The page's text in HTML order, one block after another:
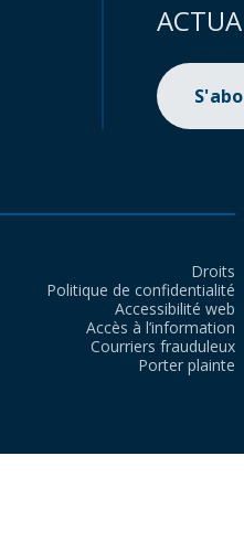
Droits
Politique de confidentialité
Accessibilité web
Accès à l’information
Courriers frauduleux
Porter plainte